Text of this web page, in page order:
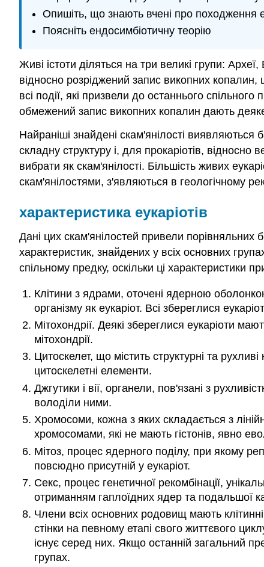
Опишіть, що знають вчені про походження
Поясніть ендосимбіотичну теорію
Живі істоти діляться на три великі групи: Археї,
відносно розріджений запис викопних
всі події, які призвели до останнього
обмежений запис викопних копалин дають
Найраніші знайдені скам'янілості виявляються
складну структуру і, для прокаріотів, відносно
вибрати як скам'янілості. Більшість живих
скам'янілостями, з'являються в геологічному
характеристика еукаріотів
Дані цих скам'янілостей привели порівняльних
характеристик, знайдених у всіх основних
спільному предку, оскільки ці характеристики
Клітини з ядрами, оточені ядерною
організму як еукаріот. Всі збереглися
Мітохондрії. Деякі збереглися еукаріоти
мітохондрії.
Цитоскелет, що містить структурні та
цитоскелетні елементи.
Джгутики і вії, органели, пов'язані з
володіли ними.
Хромосоми, кожна з яких складається з
хромосомами, які не мають гістонів, явно
Мітоз, процес ядерного поділу, при якому
повсюдно присутній у еукаріот.
Секс, процес генетичної рекомбінації,
отриманням гаплоїдних ядер та подальшої
Члени всіх основних родовищ мають
стінки на певному етапі свого життєвого
існує серед них. Якщо останній загальний
групах.